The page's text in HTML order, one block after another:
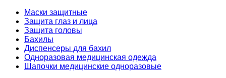
Маски защитные
Защита глаз и лица
Защита головы
Бахилы
Диспенсеры для бахил
Одноразовая медицинская одежда
Шапочки медицинские одноразовые